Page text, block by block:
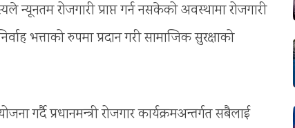
न्यूनतम रोजगारी प्राप्त गर्न नसकेको अवस्थामा रोजगारी
भत्ताको रुपमा प्रदान गरी सामाजिक सुरक्षाको
गर्दै प्रधानमन्त्री रोजगार कार्यक्रमअन्तर्गत सबैलाई